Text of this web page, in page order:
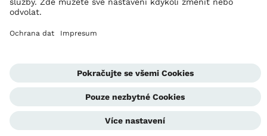
Provozovatel stránek
GDPR
Jednotka whistleblowingu